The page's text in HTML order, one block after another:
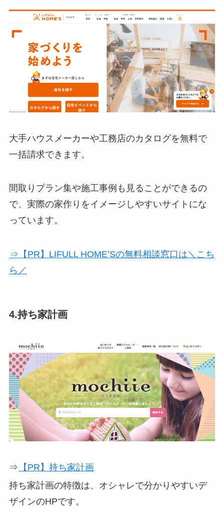
大手ハウスメーカーや工務店のカタログを無料で
一括請求できます。
間取りプラン集や施工事例も見ることができるの
で、実際の家作りをイメージしやすいサイトにな
っています。
⇒【PR】LIFULL HOME’Sの無料相談窓口は＼こち
ら／
4.持ち家計画
⇒ 【PR】持ち家計画
持ち家計画の特徴は、オシャレで分かりやすいデ
ザインのHPです。